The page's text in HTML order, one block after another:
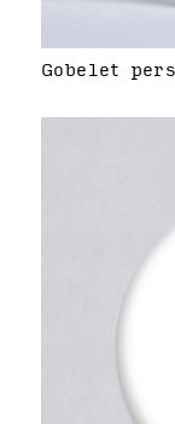
Gobelet